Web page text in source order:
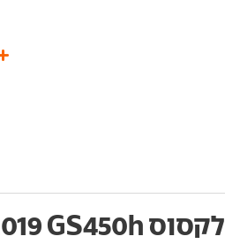
לקסוס GS450h‏ 2012-2019